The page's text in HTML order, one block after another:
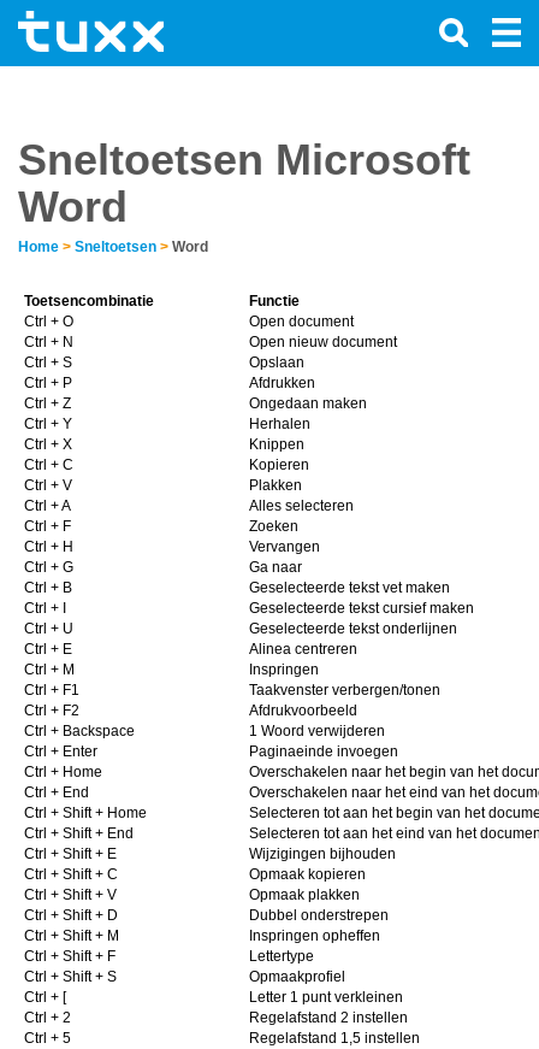
Sneltoetsen Microsoft
Word
Home > Sneltoetsen > Word
Toetsencombinatie
Functie
Ctrl + O
Open document
Ctrl + N
Open nieuw document
Ctrl + S
Opslaan
Ctrl + P
Afdrukken
Ctrl + Z
Ongedaan maken
Ctrl + Y
Herhalen
Ctrl + X
Knippen
Ctrl + C
Kopieren
Ctrl + V
Plakken
Ctrl + A
Alles selecteren
Ctrl + F
Zoeken
Ctrl + H
Vervangen
Ctrl + G
Ga naar
Ctrl + B
Geselecteerde tekst vet maken
Ctrl + I
Geselecteerde tekst cursief maken
Ctrl + U
Geselecteerde tekst onderlijnen
Ctrl + E
Alinea centreren
Ctrl + M
Inspringen
Ctrl + F1
Taakvenster verbergen/tonen
Ctrl + F2
Afdrukvoorbeeld
Ctrl + Backspace
1 Woord verwijderen
Ctrl + Enter
Paginaeinde invoegen
Ctrl + Home
Overschakelen naar het begin van het
Ctrl + End
Overschakelen naar het eind van het
Ctrl + Shift + Home
Selecteren tot aan het begin van het
Ctrl + Shift + End
Selecteren tot aan het eind van het
Ctrl + Shift + E
Wijzigingen bijhouden
Ctrl + Shift + C
Opmaak kopieren
Ctrl + Shift + V
Opmaak plakken
Ctrl + Shift + D
Dubbel onderstrepen
Ctrl + Shift + M
Inspringen opheffen
Ctrl + Shift + F
Lettertype
Ctrl + Shift + S
Opmaakprofiel
Ctrl + [
Letter 1 punt verkleinen
Ctrl + 2
Regelafstand 2 instellen
Ctrl + 5
Regelafstand 1,5 instellen